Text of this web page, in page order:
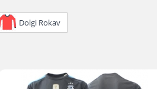
Dolgi Rokav